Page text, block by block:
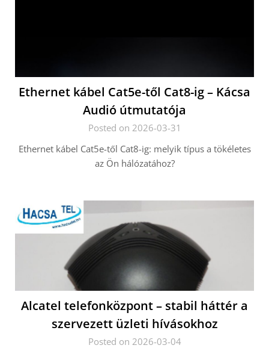
Ethernet kábel Cat5e-től Cat8-ig – Kácsa
Audió útmutatója
Posted on 2026-03-31
Ethernet kábel Cat5e-től Cat8-ig: melyik típus a tökéletes
az Ön hálózatához?
Alcatel telefonközpont – stabil háttér a
szervezett üzleti hívásokhoz
Posted on 2026-03-04